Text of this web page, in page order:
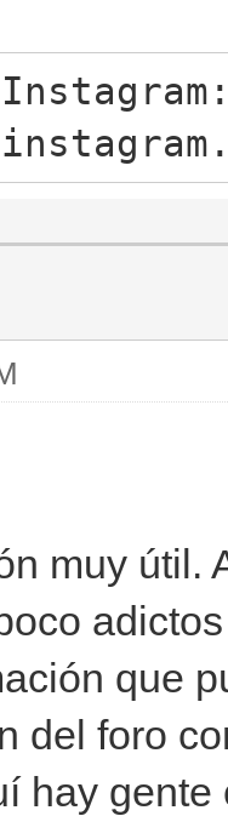
muy útil.
que
del foro
hay